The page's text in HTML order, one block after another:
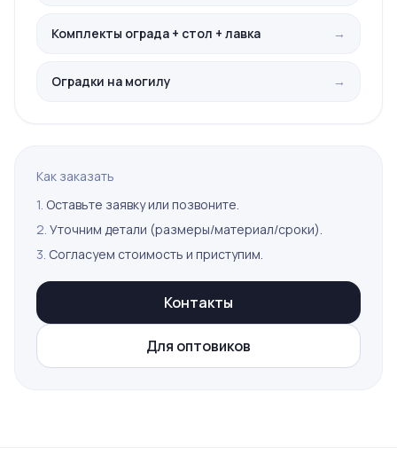
Комплекты ограда + стол + лавка →
Оградки на могилу →
Как заказать
1. Оставьте заявку или позвоните.
2. Уточним детали (размеры/материал/сроки).
3. Согласуем стоимость и приступим.
Контакты
Для оптовиков